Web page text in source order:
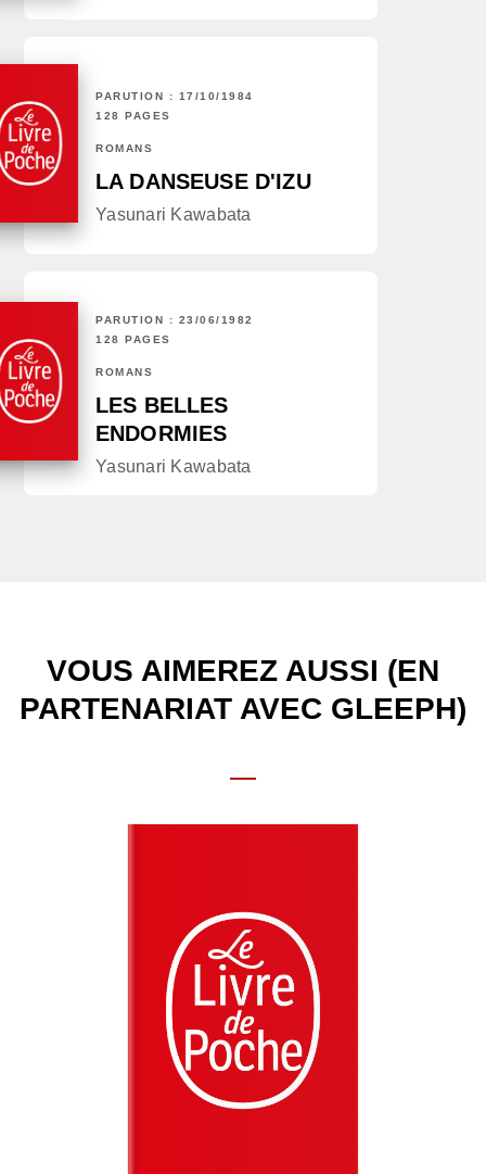
PARUTION : 17/10/1984
128 PAGES
ROMANS
LA DANSEUSE D'IZU
Yasunari Kawabata
PARUTION : 23/06/1982
128 PAGES
ROMANS
LES BELLES
ENDORMIES
Yasunari Kawabata
VOUS AIMEREZ AUSSI (EN
PARTENARIAT AVEC GLEEPH)